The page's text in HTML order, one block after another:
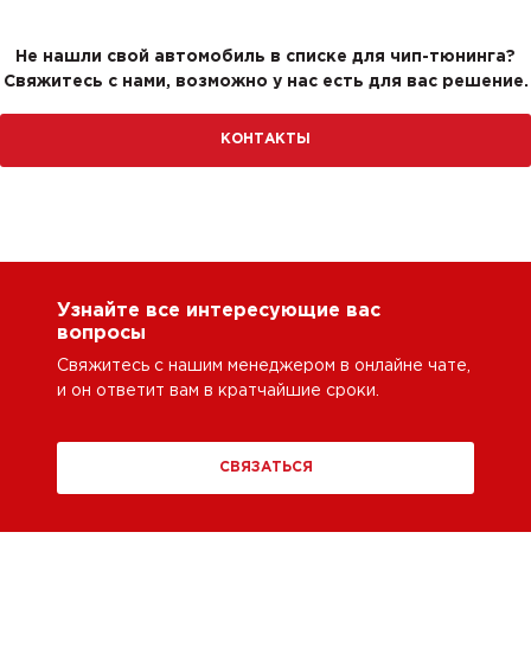
Не нашли свой автомобиль в списке для чип-тюнинга?
Свяжитесь с нами, возможно у нас есть для вас решение.
КОНТАКТЫ
Узнайте все интересующие вас
вопросы
Свяжитесь с нашим менеджером в онлайне чате,
и он ответит вам в кратчайшие сроки.
СВЯЗАТЬСЯ